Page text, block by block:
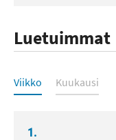
Luetuimmat
Luetuimmat
Viikko Kuukausi
1.